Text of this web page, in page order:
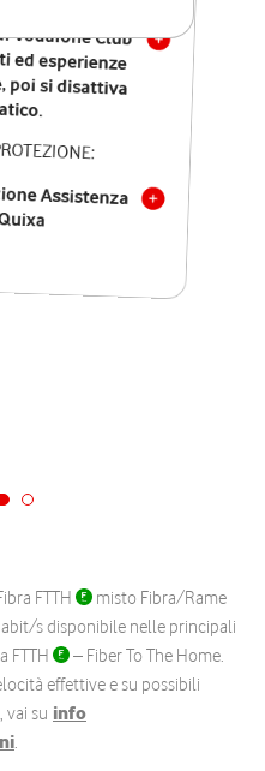
Vodafone Club
ed esperienze
poi si disattiva
Assistenza
FTTH
misto Fibra/Rame
s disponibile nelle principali
FTTH
– Fiber To The Home.
effettive e su possibili
vai su info
.